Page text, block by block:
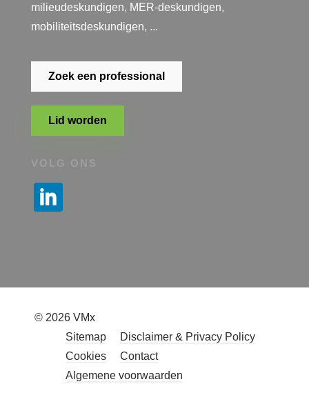
milieudeskundigen, MER-deskundigen,
mobiliteitsdeskundigen, ...
Zoek een professional
Lid worden
VOLG ONS
© 2026 VMx
Sitemap
Disclaimer & Privacy Policy
Cookies
Contact
Algemene voorwaarden